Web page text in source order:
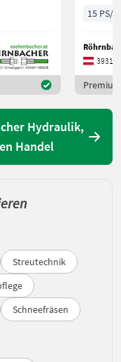
15 PS/
3931
Hydraulik,
Handel
Streutechnik
Schneefräsen